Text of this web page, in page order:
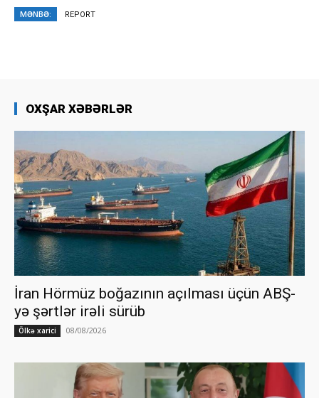
MƏNBƏ: REPORT
OXŞAR XƏBƏRLƏR
İran Hörmüz boğazının açılması üçün ABŞ-
yə şərtlər irəli sürüb
Ölkə xarici 08/08/2026